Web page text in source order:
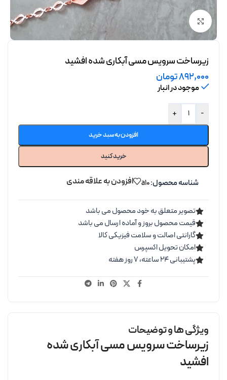
برای بزرگنمایی کلیک کنید
زیرساخت سرویس مسی آبکاری شده افشید
892,000تومان
موجود در انبار
-
+
افزودن به سبد خرید
خرید کنید
شناسه محصول:a10 افزودن به علاقه مندی
تصویر متعلق به خود محصول می باشد
قیمت محصول بروز و آماده ارسال می باشد
گارانتی اصالت و سلامت فیزیکی کالا
امکان تحویل اکسپرس
پشتیبانی ۲۴ ساعته، ۷ روز هفته
ویژگی ها و توضیحات
زیرساخت سرویس مسی آبکاری شده
افشید